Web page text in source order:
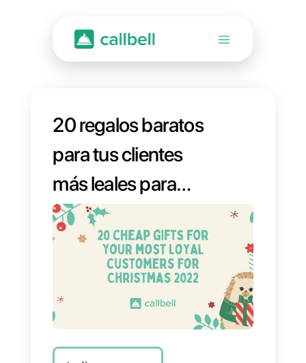
20 regalos baratos
para tus clientes
más leales para
navidad 2022